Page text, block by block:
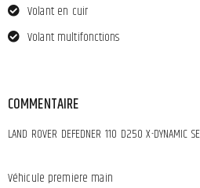
Volant en cuir
Volant multifonctions
COMMENTAIRE
LAND ROVER DEFEDNER 110 D250 X-DYNAMIC
Véhicule premiere main